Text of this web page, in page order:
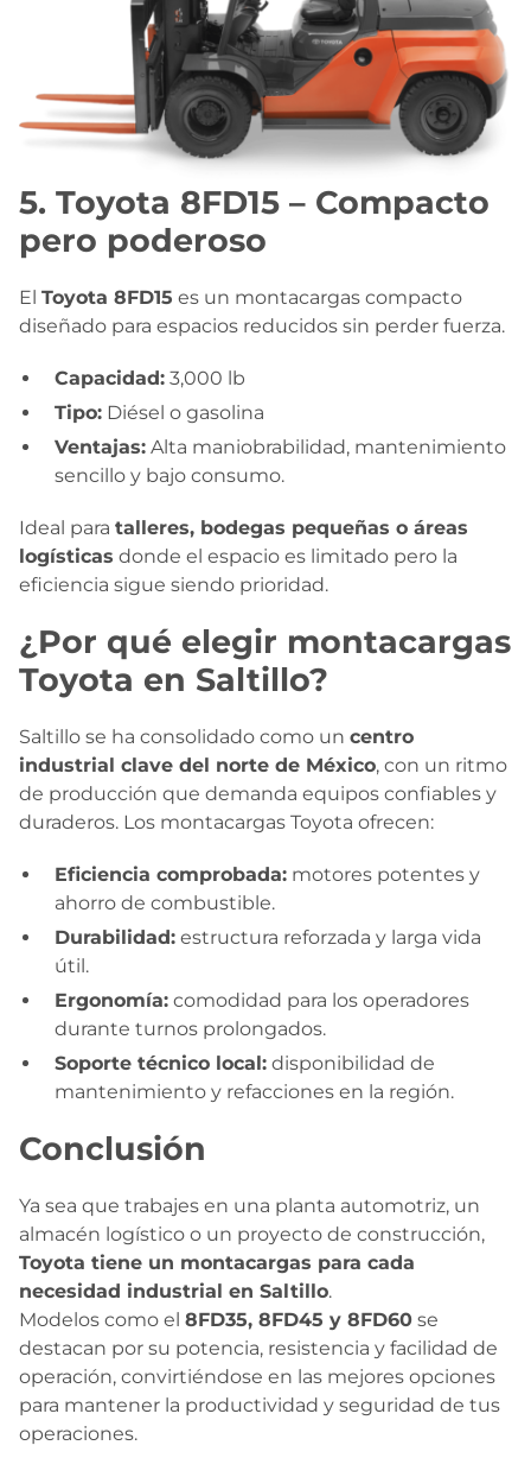
5. Toyota 8FD15 – Compacto
pero poderoso
El Toyota 8FD15 es un montacargas compacto
diseñado para espacios reducidos sin perder fuerza.
Capacidad: 3,000 lb
Tipo: Diésel o gasolina
Ventajas: Alta maniobrabilidad, mantenimiento
sencillo y bajo consumo.
Ideal para talleres, bodegas pequeñas o áreas
logísticas donde el espacio es limitado pero la
eficiencia sigue siendo prioridad.
¿Por qué elegir montacargas
Toyota en Saltillo?
Saltillo se ha consolidado como un centro
industrial clave del norte de México, con un ritmo
de producción que demanda equipos confiables y
duraderos. Los montacargas Toyota ofrecen:
Eficiencia comprobada: motores potentes y
ahorro de combustible.
Durabilidad: estructura reforzada y larga vida
útil.
Ergonomía: comodidad para los operadores
durante turnos prolongados.
Soporte técnico local: disponibilidad de
mantenimiento y refacciones en la región.
Conclusión
Ya sea que trabajes en una planta automotriz, un
almacén logístico o un proyecto de construcción,
Toyota tiene un montacargas para cada
necesidad industrial en Saltillo.
Modelos como el 8FD35, 8FD45 y 8FD60 se
destacan por su potencia, resistencia y facilidad de
operación, convirtiéndose en las mejores opciones
para mantener la productividad y seguridad de tus
operaciones.